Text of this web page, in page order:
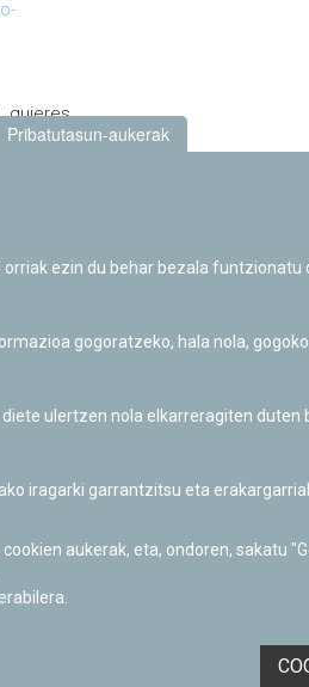
Prime
zientzia-dibulgazio eta hezkuntza jarduerek
"la Caixa"ren sustapena dute.
Pribatutasun-aukerak
ezin du behar bezala funtzionatu
gogoratzeko, hala nola,
ulertzen nola elkarreragiten duten
iragarki garrantzitsu eta
aukerak, eta, ondoren, sakatu